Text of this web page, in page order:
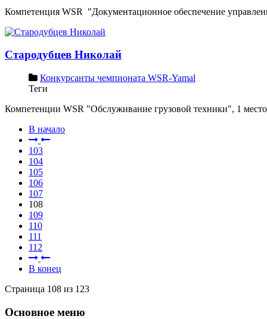
Компетенция WSR "Документационное обеспечение
Стародубцев Николай
Конкурсанты чемпионата WSR-Yamal
Теги
Компетенции WSR "Обслуживание грузовой техники", 1 место
В начало
103
104
105
106
107
108
109
110
111
112
В конец
Страница 108 из 123
Основное меню